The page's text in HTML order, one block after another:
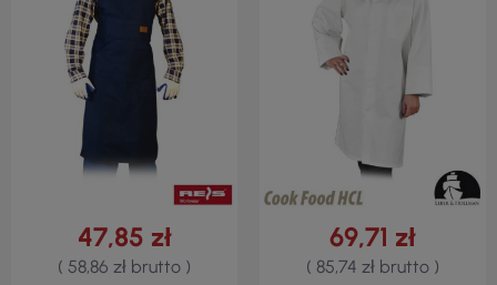
47,85 zł
( 58,86 zł brutto )
69,71 zł
( 85,74 zł brutto )